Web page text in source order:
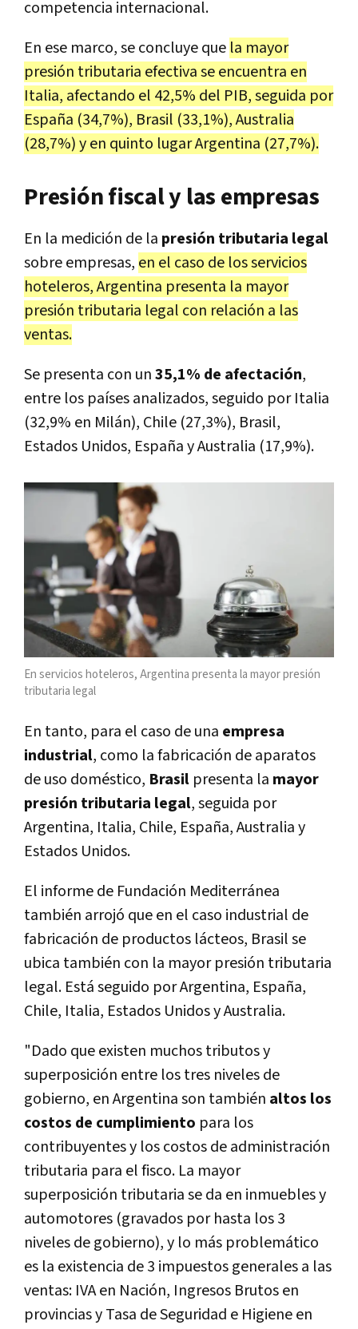
competencia internacional.
En ese marco, se concluye que la mayor
presión tributaria efectiva se encuentra en
Italia, afectando el 42,5% del PIB, seguida por
España (34,7%), Brasil (33,1%), Australia
(28,7%) y en quinto lugar Argentina (27,7%).
Presión fiscal y las empresas
En la medición de la presión tributaria legal
sobre empresas, en el caso de los servicios
hoteleros, Argentina presenta la mayor
presión tributaria legal con relación a las
ventas.
Se presenta con un35,1% de afectación,
entre los países analizados, seguido por Italia
(32,9% en Milán), Chile (27,3%), Brasil,
Estados Unidos, España y Australia (17,9%).
En servicios hoteleros, Argentina presenta la mayor presión
tributaria legal
En tanto, para el caso de una empresa
industrial, como la fabricación de aparatos
de uso doméstico, Brasil presenta la mayor
presión tributaria legal, seguida por
Argentina, Italia, Chile, España, Australia y
Estados Unidos.
El informe de Fundación Mediterránea
también arrojó que en el caso industrial de
fabricación de productos lácteos, Brasil se
ubica también con la mayor presión tributaria
legal. Está seguido por Argentina, España,
Chile, Italia, Estados Unidos y Australia.
"Dado que existen muchos tributos y
superposición entre los tres niveles de
gobierno, en Argentina son también altos los
costos de cumplimiento para los
contribuyentes y los costos de administración
tributaria para el fisco. La mayor
superposición tributaria se da en inmuebles y
automotores (gravados por hasta los 3
niveles de gobierno), y lo más problemático
es la existencia de 3 impuestos generales a las
ventas: IVA en Nación, Ingresos Brutos en
provincias y Tasa de Seguridad e Higiene en